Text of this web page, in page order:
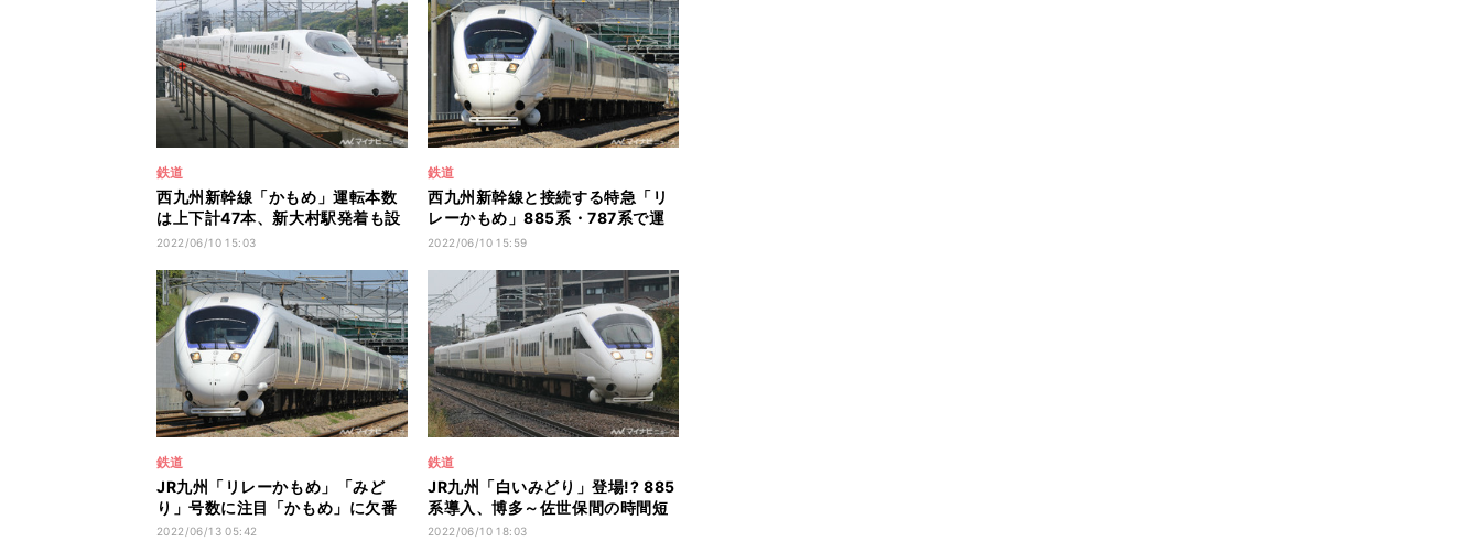
鉄道
西九州新幹線「かもめ」運転本数
は上下計47本、新大村駅発着も設
定
2022/06/10 15:03
鉄道
西九州新幹線と接続する特急「リ
レーかもめ」885系・787系で運
転へ
2022/06/10 15:59
鉄道
JR九州「リレーかもめ」「みど
り」号数に注目「かもめ」に欠番
も!?
2022/06/13 05:42
鉄道
JR九州「白いみどり」登場!? 885
系導入、博多～佐世保間の時間短
縮
2022/06/10 18:03